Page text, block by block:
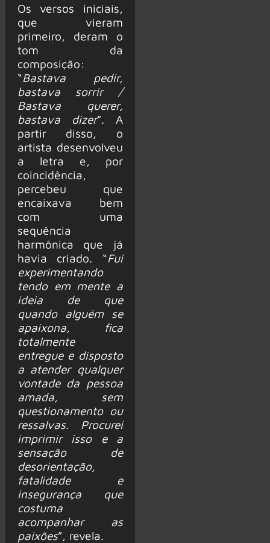
Os versos iniciais,
que vieram
primeiro, deram o
tom da
composição:
“Bastava pedir,
bastava sorrir /
Bastava querer,
bastava dizer”. A
partir disso, o
artista desenvolveu
a letra e, por
coincidência,
percebeu que
encaixava bem
com uma
sequência
harmônica que já
havia criado. “Fui
experimentando
tendo em mente a
ideia de que
quando alguém se
apaixona, fica
totalmente
entregue e disposto
a atender qualquer
vontade da pessoa
amada, sem
questionamento ou
ressalvas. Procurei
imprimir isso e a
sensação de
desorientação,
fatalidade e
insegurança que
costuma
acompanhar as
paixões”, revela.